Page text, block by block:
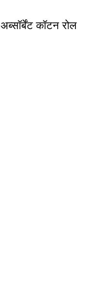
अब्सॉर्बेंट कॉटन रोल